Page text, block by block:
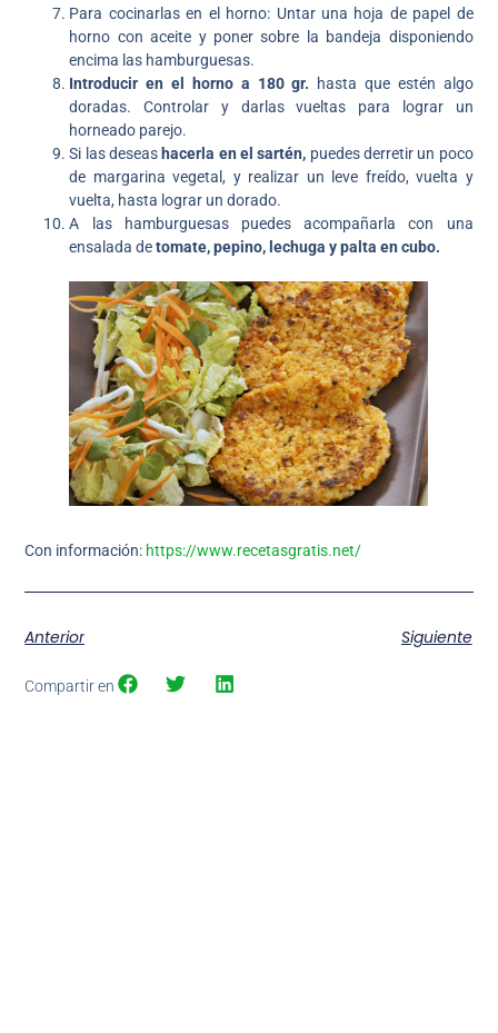
Para cocinarlas en el horno: Untar una hoja de papel de
horno con aceite y poner sobre la bandeja disponiendo
encima las hamburguesas.
Introducir en el horno a 180 gr. hasta que estén algo
doradas. Controlar y darlas vueltas para lograr un
horneado parejo.
Si las deseashacerla en el sartén, puedes derretir un poco
de margarina vegetal, y realizar un leve freído, vuelta y
vuelta, hasta lograr un dorado.
A las hamburguesas puedes acompañarla con una
ensalada detomate, pepino, lechuga y palta en cubo.
Con información: https://www.recetasgratis.net/
Anterior Siguiente
Compartir en